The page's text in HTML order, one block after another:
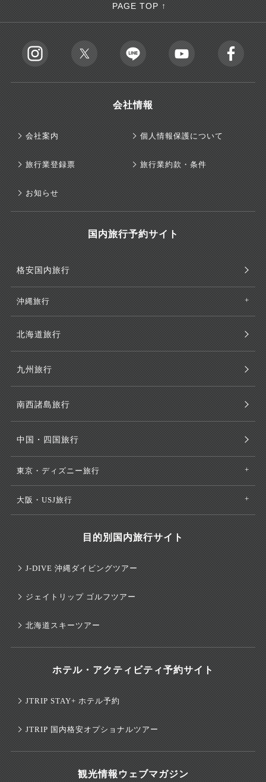
PAGE TOP ↑
会社情報
会社案内 個人情報保護について
旅行業登録票 旅行業約款・条件
お知らせ
国内旅行予約サイト
格安国内旅行
沖縄旅行
北海道旅行
九州旅行
南西諸島旅行
中国・四国旅行
東京・ディズニー旅行
大阪・USJ旅行
目的別国内旅行サイト
J-DIVE 沖縄ダイビングツアー
ジェイトリップ ゴルフツアー
北海道スキーツアー
ホテル・アクティビティ予約サイト
JTRIP STAY+ ホテル予約
JTRIP 国内格安オプショナルツアー
観光情報ウェブマガジン